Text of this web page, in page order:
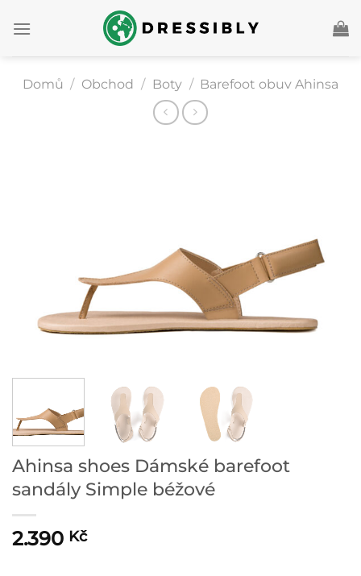
na
Domů / Obchod / Boty / Barefoot obuv Ahinsa
Ahinsa shoes Dámské barefoot
sandály Simple béžové
2.390 Kč